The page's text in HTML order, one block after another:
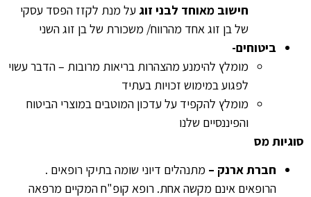
חישוב מאוחד לבני זוג על מנת לקזז הפסד עסקי
של בן זוג אחד מהרווח/ משכורת של בן זוג השני
ביטוחים-
מומלץ להימנע מהצהרות בריאות מרובות – הדבר עשוי
לפגוע במימוש זכויות בעתיד
מומלץ להקפיד על עדכון המוטבים במוצרי הביטוח
והפיננסיים שלנו
סוגיות מס
חברת ארנק – מתנהלים דיוני שומה בתיקי רופאים .
הרופאים אינם מקשה אחת. רופא קופ"ח המקיים מרפאה